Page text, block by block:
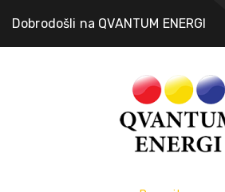
Dobrodošli na QVANTUM ENERGI